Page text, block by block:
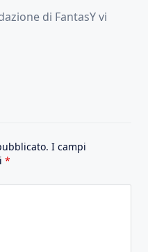
di FantasY vi
I campi
*